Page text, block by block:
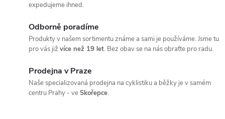
expedujeme ihned.
Odborně poradíme
Produkty v našem sortimentu známe a sami je používáme. Jsme tu
pro vás již více než 19 let. Bez obav se na nás obraťte pro radu.
Prodejna v Praze
Naše specializovaná prodejna na cyklistiku a běžky je v samém
centru Prahy - veSkořepce.